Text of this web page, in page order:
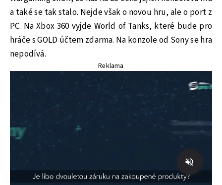
a také se tak stalo. Nejde však o novou hru, ale o port z
PC. Na Xbox 360 vyjde World of Tanks, které bude pro
hráče s GOLD účtem zdarma. Na konzole od Sony se hra
nepodívá.
Reklama